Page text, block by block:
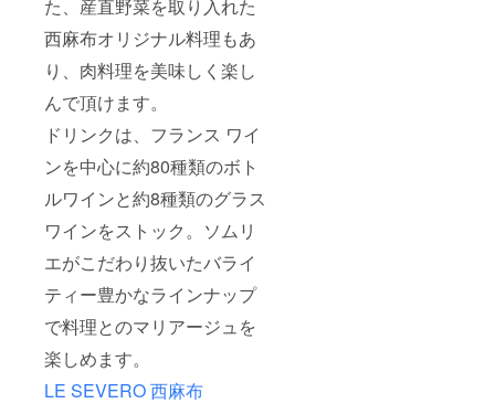
た、産直野菜を取り入れた
西麻布オリジナル料理もあ
り、肉料理を美味しく楽し
んで頂けます。
ドリンクは、フランス ワイ
ンを中心に約80種類のボト
ルワインと約8種類のグラス
ワインをストック。ソムリ
エがこだわり抜いたバライ
ティー豊かなラインナップ
で料理とのマリアージュを
楽しめます。
LE SEVERO 西麻布